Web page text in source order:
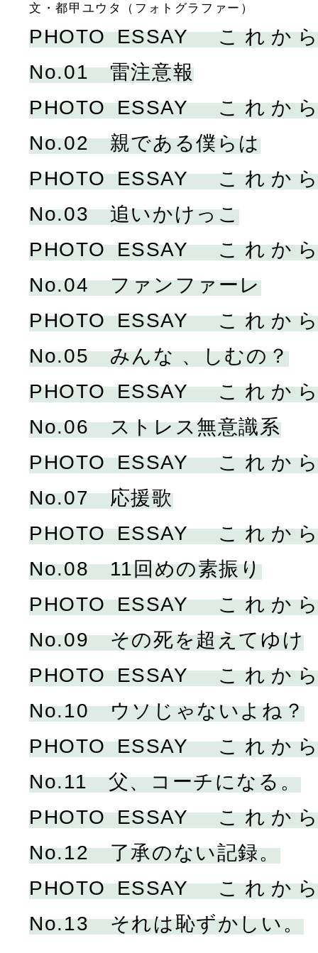
文・都甲ユウタ（フォトグラファー）
PHOTO ESSAY これ
No.01 雷注意報
PHOTO ESSAY これ
No.02 親である僕らは
PHOTO ESSAY これ
No.03 追いかけっこ
PHOTO ESSAY これ
No.04 ファンファーレ
PHOTO ESSAY これ
No.05 みんな 、しむの？
PHOTO ESSAY これ
No.06 ストレス無意識系
PHOTO ESSAY これ
No.07 応援歌
PHOTO ESSAY これ
No.08 11回めの素振り
PHOTO ESSAY これ
No.09 その死を超えてゆけ
PHOTO ESSAY これ
No.10 ウソじゃないよね？
PHOTO ESSAY これ
No.11 父、コーチになる。
PHOTO ESSAY これ
No.12 了承のない記録。
PHOTO ESSAY これ
No.13 それは恥ずかしい。